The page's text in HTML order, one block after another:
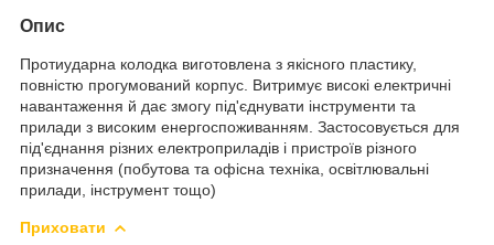
Опис
Протиударна колодка виготовлена з якісного пластику,
повністю прогумований корпус. Витримує високі електричні
навантаження й дає змогу під'єднувати інструменти та
прилади з високим енергоспоживанням. Застосовується для
під'єднання різних електроприладів і пристроїв різного
призначення (побутова та офісна техніка, освітлювальні
прилади, інструмент тощо)
Приховати